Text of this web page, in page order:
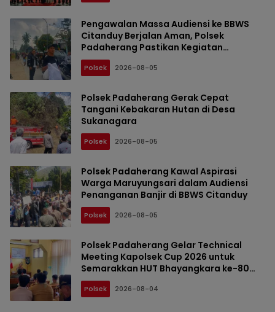
Pengawalan Massa Audiensi ke BBWS
Citanduy Berjalan Aman, Polsek
Padaherang Pastikan Kegiatan
Berlangsung Kondusif
Polsek 2026-08-05
Polsek Padaherang Gerak Cepat
Tangani Kebakaran Hutan di Desa
Sukanagara
Polsek 2026-08-05
Polsek Padaherang Kawal Aspirasi
Warga Maruyungsari dalam Audiensi
Penanganan Banjir di BBWS Citanduy
Polsek 2026-08-05
Polsek Padaherang Gelar Technical
Meeting Kapolsek Cup 2026 untuk
Semarakkan HUT Bhayangkara ke-80
dan HUT Kemerdekaan RI ke-81
Polsek 2026-08-04